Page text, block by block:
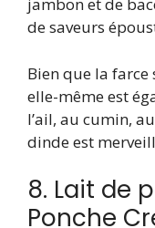
de saveurs
Bien que la
elle-même est
l’ail, au cumin,
dinde est
8. Lait de
Ponche